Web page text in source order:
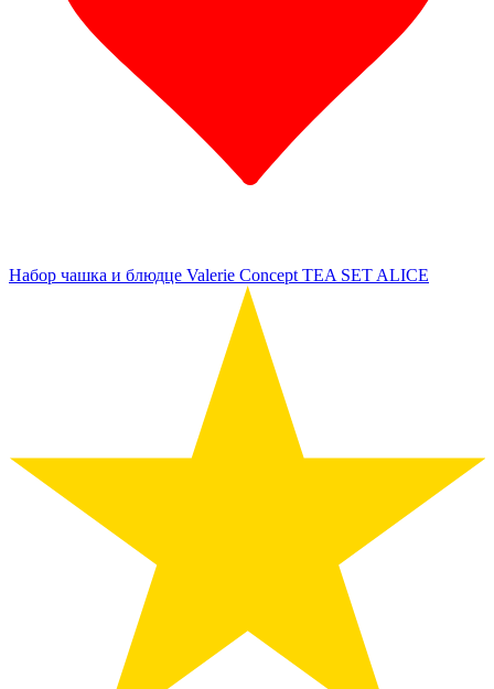
Набор чашка и блюдце Valerie Concept TEA SET ALICE